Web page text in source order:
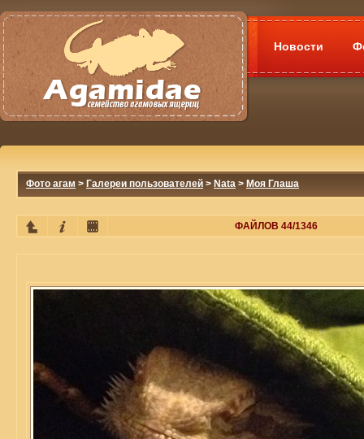
Новости
Фото агам > Галереи пользователей > Nata > Моя Глаша
ФАЙЛОВ 44/1346